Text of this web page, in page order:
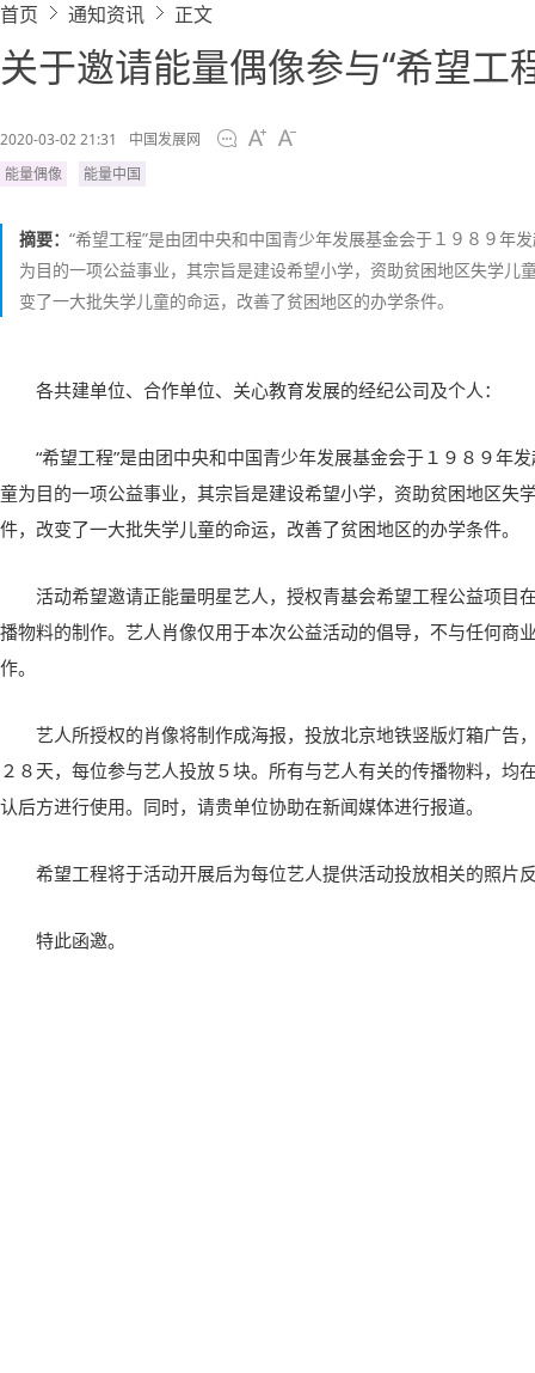
首页 通知资讯 正文
关于邀请能量偶像参与“希望工
2020-03-02 21:31
中国发展网
能量偶像
能量中国
摘要： “希望工程”是由团中央和中国青少年发展基金会于１９８９年
为目的一项公益事业，其宗旨是建设希望小学，资助贫困地区失学儿
变了一大批失学儿童的命运，改善了贫困地区的办学条件。
各共建单位、合作单位、关心教育发展的经纪公司及个人：
“希望工程”是由团中央和中国青少年发展基金会于１９８９年
童为目的一项公益事业，其宗旨是建设希望小学，资助贫困地区失
件，改变了一大批失学儿童的命运，改善了贫困地区的办学条件。
活动希望邀请正能量明星艺人，授权青基会希望工程公益项目
播物料的制作。艺人肖像仅用于本次公益活动的倡导，不与任何商
作。
艺人所授权的肖像将制作成海报，投放北京地铁竖版灯箱广告
２８天，每位参与艺人投放５块。所有与艺人有关的传播物料，均
认后方进行使用。同时，请贵单位协助在新闻媒体进行报道。
希望工程将于活动开展后为每位艺人提供活动投放相关的照片
特此函邀。